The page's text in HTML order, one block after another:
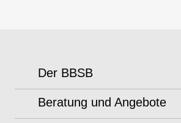
Der BBSB
Beratung und Angebote